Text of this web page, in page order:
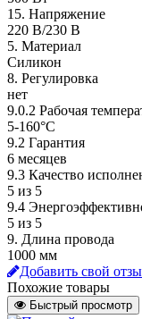
15. Напряжение
220 В/230 В
5. Материал
Силикон
8. Регулировка
нет
9.0.2 Рабочая
5-160°C
9.2 Гарантия
6 месяцев
9.3 Качество
5 из 5
9.4
5 из 5
9. Длина провода
1000 мм
Добавить свой
Похожие товары
Быстрый просмотр